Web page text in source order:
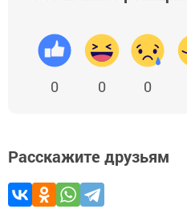
0 0 0
Расскажите друзьям